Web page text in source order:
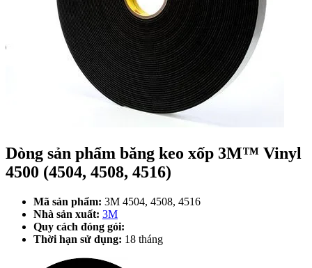
Dòng sản phẩm băng keo xốp 3M™ Vinyl
4500 (4504, 4508, 4516)
Mã sản phẩm: 3M 4504, 4508, 4516
Nhà sản xuất: 3M
Quy cách đóng gói:
Thời hạn sử dụng: 18 tháng